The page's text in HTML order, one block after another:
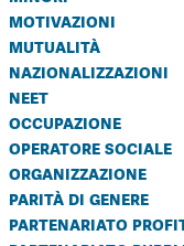
motivazioni
mutualità
nazionalizzazioni
neet
occupazione
operatore sociale
organizzazione
parità di genere
partenariato